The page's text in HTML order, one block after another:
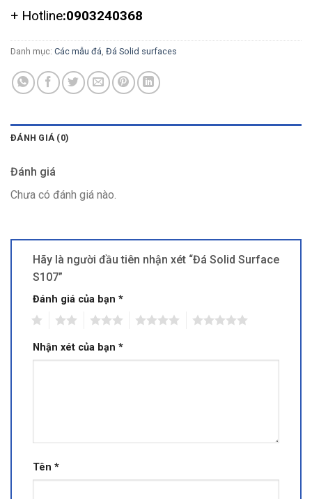
+ Hotline:0903240368
Danh mục: Các mẫu đá, Đá Solid surfaces
ĐÁNH GIÁ (0)
Đánh giá
Chưa có đánh giá nào.
Hãy là người đầu tiên nhận xét “Đá Solid Surface
S107”
Đánh giá của bạn *
Nhận xét của bạn *
Tên *